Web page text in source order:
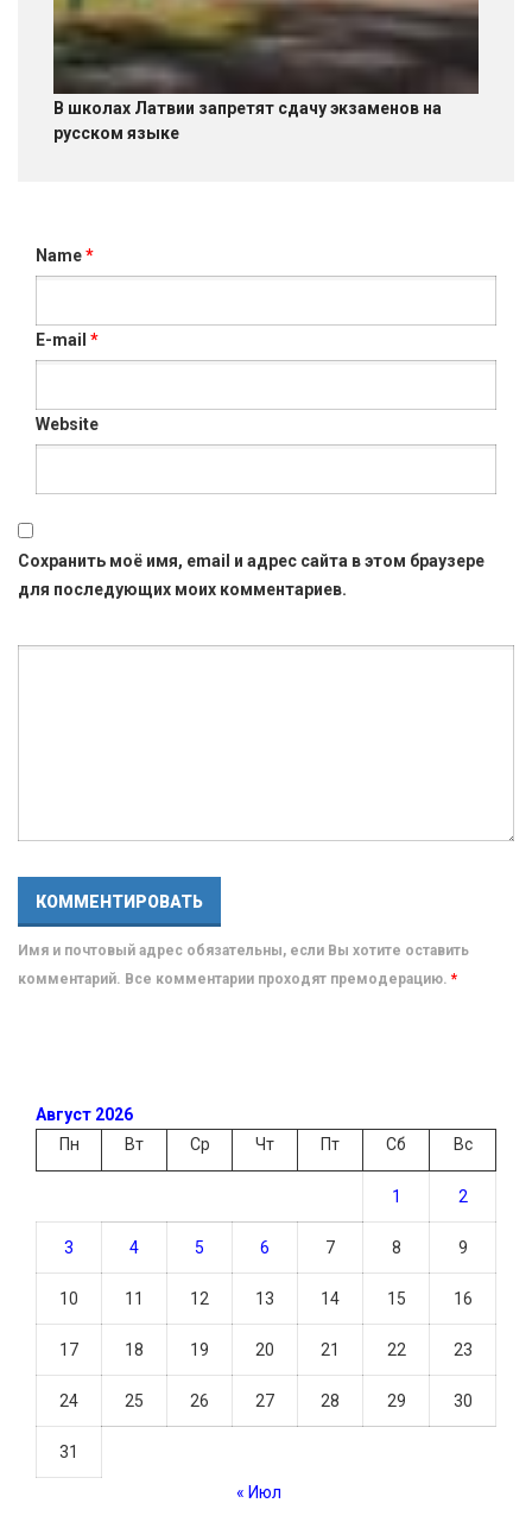
В школах Латвии запретят сдачу экзаменов на
русском языке
Name*
E-mail *
Website
Сохранить моё имя, email и адрес сайта в этом браузере
для последующих моих комментариев.
Имя и почтовый адрес обязательны, если Вы хотите оставить
комментарий. Все комментарии проходят премодерацию. *
Август 2026
Пн
Вт Ср Чт Пт Сб Вс
1 2
3 4 5 6 7 8 9
10 11 12 13 14 15 16
17 18 19 20 21 22 23
24 25 26 27 28 29 30
31
« Июл